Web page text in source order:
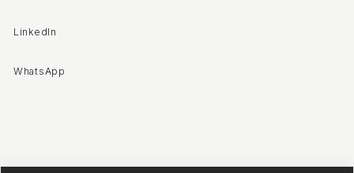
LinkedIn
WhatsApp